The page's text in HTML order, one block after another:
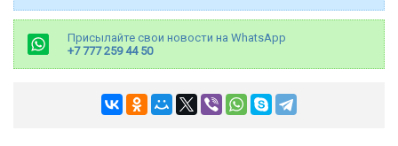
Присылайте свои новости на WhatsApp
+7 777 259 44 50